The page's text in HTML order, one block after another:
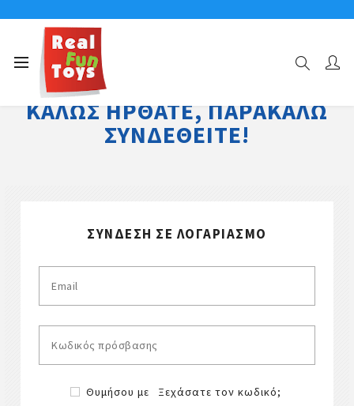
ΚΑΛΏΣ ΉΡΘΑΤΕ, ΠΑΡΑΚΑΛΏ
ΣΥΝΔΕΘΕΊΤΕ!
ΣΎΝΔΕΣΗ ΣΕ ΛΟΓΑΡΙΑΣΜΌ
Θυμήσου με Ξεχάσατε τον κωδικό;